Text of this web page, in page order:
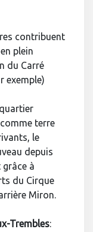
contribuent
plein
du Carré
exemple)
quartier
terre
le
depuis
à
du Cirque
Miron.
Trembles: